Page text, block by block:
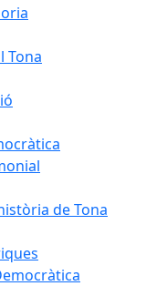
Tona
de Tona